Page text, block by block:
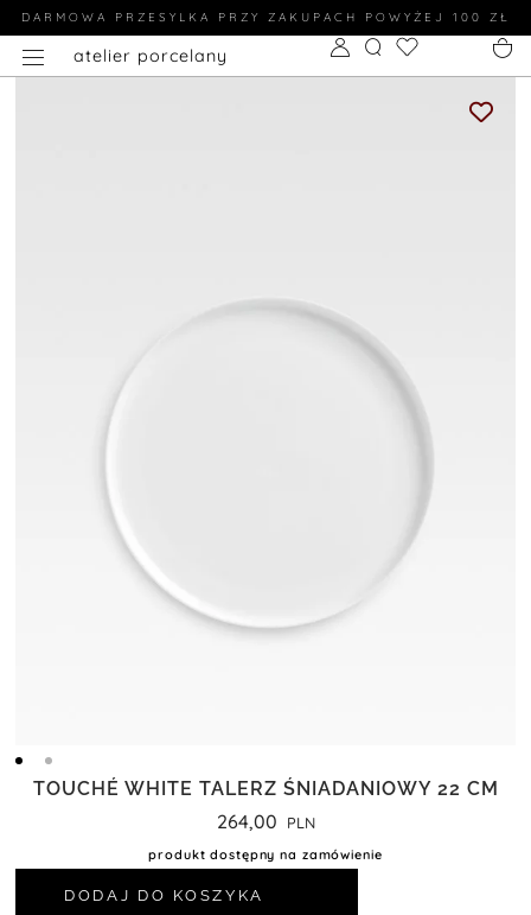
DARMOWA PRZESYLKA PRZY ZAKUPACH POWYŻEJ 100 ZŁ
atelier porcelany
TOUCHÉ WHITE TALERZ ŚNIADANIOWY 22 CM
264,00
produkt dostępny na zamówienie
DODAJ DO KOSZYKA